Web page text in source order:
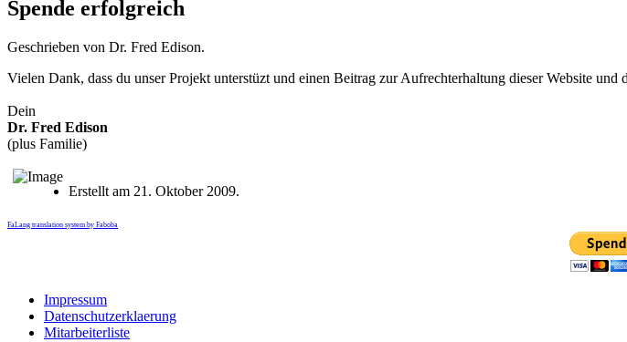
Spende erfolgreich
Geschrieben von Dr. Fred Edison.
Vielen Dank, dass du unser Projekt unterstüzt und einen Beitrag zur Aufrechterhaltung dieser Website
Dein
Dr. Fred Edison
(plus Familie)
Erstellt am 21. Oktober 2009.
FaLang translation system by Faboba
Impressum
Datenschutzerklaerung
Mitarbeiterliste